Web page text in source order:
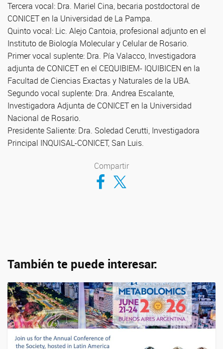
Tercera vocal: Dra. Mariel Cina, becaria postdoctoral de
CONICET en la Universidad de La Pampa.
Quinto vocal: Lic. Alejo Cantoia, profesional adjunto en el
Instituto de Biología Molecular y Celular de Rosario.
Primer vocal suplente: Dra. Pía Valacco, Investigadora
adjunta de CONICET en el CEQUIBIEM- IQUIBICEN en la
Facultad de Ciencias Exactas y Naturales de la UBA.
Segundo vocal suplente: Dra. Andrea Escalante,
Investigadora Adjunta de CONICET en la Universidad
Nacional de Rosario.
Presidente Saliente: Dra. Soledad Cerutti, Investigadora
Principal INQUISAL-CONICET, San Luis.
Compartir
Compartir en Facebook
Compartir en Twitter
También te puede interesar: